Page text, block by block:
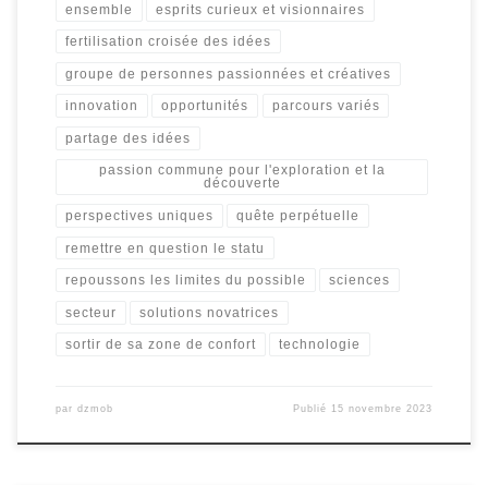
ensemble esprits curieux et visionnaires
fertilisation croisée des idées
groupe de personnes passionnées et créatives
innovation opportunités parcours variés
partage des idées
passion commune pour l'exploration et la
découverte
perspectives uniques quête perpétuelle
remettre en question le statu
repoussons les limites du possible sciences
secteur solutions novatrices
sortir de sa zone de confort technologie
par dzmob Publié 15 novembre 2023